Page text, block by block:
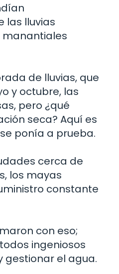
las lluvias
manantiales
de lluvias, que
y octubre, las
pero ¿qué
seca? Aquí es
ponía a prueba.
cerca de
los mayas
constante
con eso;
ingeniosos
el agua.